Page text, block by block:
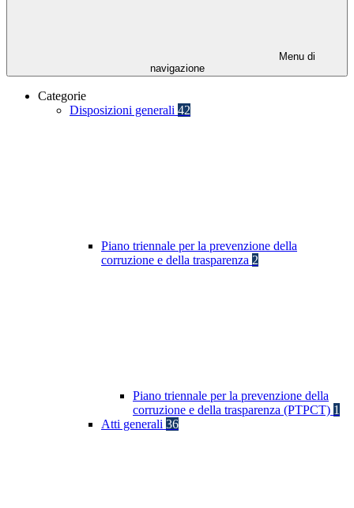
Menu di
navigazione
Categorie
Disposizioni generali 42
Piano triennale per la prevenzione della
corruzione e della trasparenza 2
Piano triennale per la prevenzione della
corruzione e della trasparenza (PTPCT) 1
Atti generali 36